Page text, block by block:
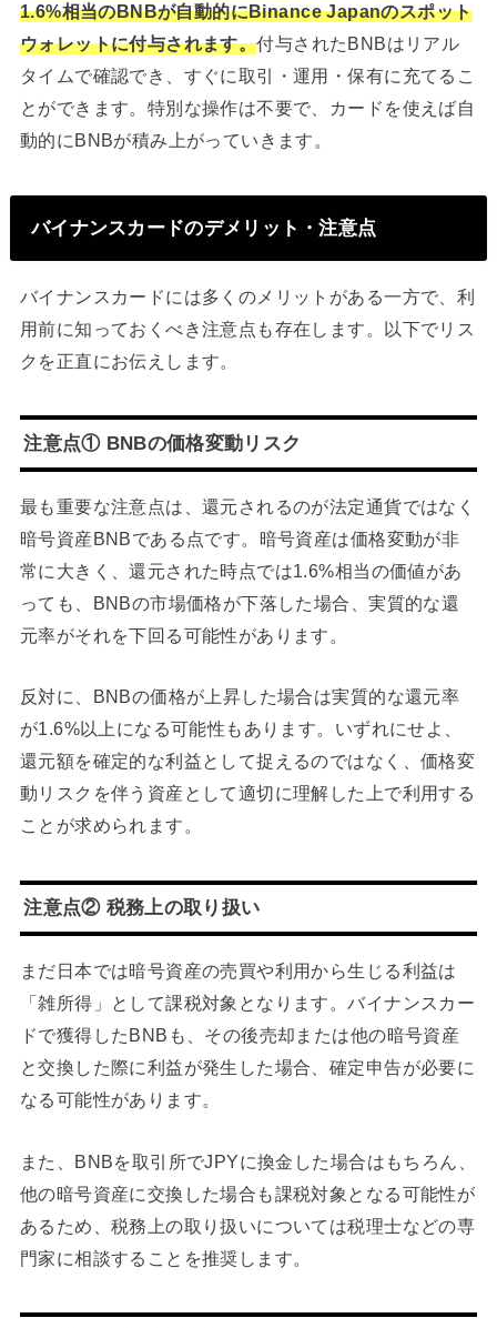
1.6%相当のBNBが自動的にBinance Japanのスポット
ウォレットに付与されます。付与されたBNBはリアル
タイムで確認でき、すぐに取引・運用・保有に充てるこ
とができます。特別な操作は不要で、カードを使えば自
動的にBNBが積み上がっていきます。
バイナンスカードのデメリット・注意点
バイナンスカードには多くのメリットがある一方で、利
用前に知っておくべき注意点も存在します。以下でリス
クを正直にお伝えします。
注意点① BNBの価格変動リスク
最も重要な注意点は、還元されるのが法定通貨ではなく
暗号資産BNBである点です。暗号資産は価格変動が非
常に大きく、還元された時点では1.6%相当の価値があ
っても、BNBの市場価格が下落した場合、実質的な還
元率がそれを下回る可能性があります。
反対に、BNBの価格が上昇した場合は実質的な還元率
が1.6%以上になる可能性もあります。いずれにせよ、
還元額を確定的な利益として捉えるのではなく、価格変
動リスクを伴う資産として適切に理解した上で利用する
ことが求められます。
注意点② 税務上の取り扱い
まだ日本では暗号資産の売買や利用から生じる利益は
「雑所得」として課税対象となります。バイナンスカー
ドで獲得したBNBも、その後売却または他の暗号資産
と交換した際に利益が発生した場合、確定申告が必要に
なる可能性があります。
また、BNBを取引所でJPYに換金した場合はもちろん、
他の暗号資産に交換した場合も課税対象となる可能性が
あるため、税務上の取り扱いについては税理士などの専
門家に相談することを推奨します。